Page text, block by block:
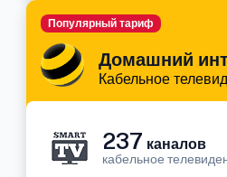
Домашний
Кабельное
Популярный тариф
237 каналов
кабельное